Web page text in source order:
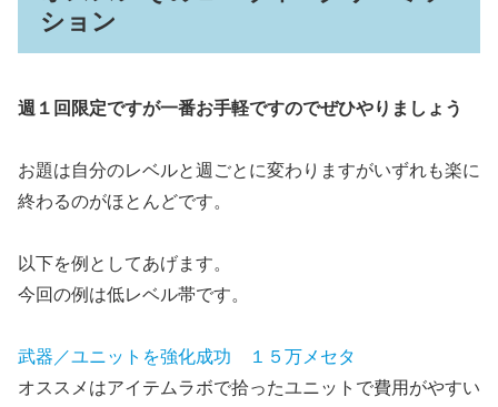
ション
週１回限定ですが一番お手軽ですのでぜひやりましょう
お題は自分のレベルと週ごとに変わりますがいずれも楽に
終わるのがほとんどです。
以下を例としてあげます。
今回の例は低レベル帯です。
武器／ユニットを強化成功 １５万メセタ
オススメはアイテムラボで拾ったユニットで費用がやすい